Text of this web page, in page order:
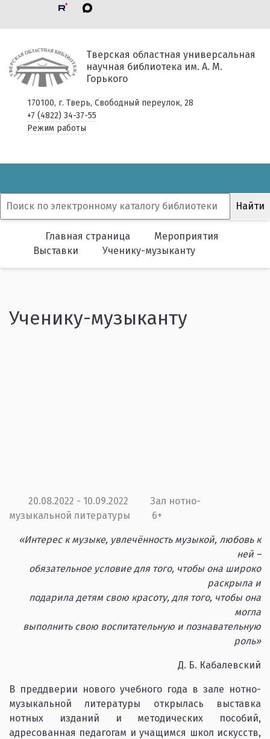
Тверская областная универсальная
научная библиотека им. А. М.
Горького
170100, г. Тверь, Свободный переулок, 28
+7 (4822) 34-37-55
Режим работы
Главная страница
Мероприятия
Выставки
Ученику-музыканту
Ученику-музыканту
20.08.2022 - 10.09.2022
Зал нотно-
музыкальной литературы
6+
«Интерес к музыке, увлечённость музыкой, любовь к
ней –
обязательное условие для того, чтобы она широко
раскрыла и
подарила детям свою красоту, для того, чтобы она
могла
выполнить свою воспитательную и познавательную
роль»
Д. Б. Кабалевский
В преддверии нового учебного года в зале нотно-
музыкальной литературы открылась выставка
нотных изданий и методических пособий,
адресованная педагогам и учащимся школ искусств,